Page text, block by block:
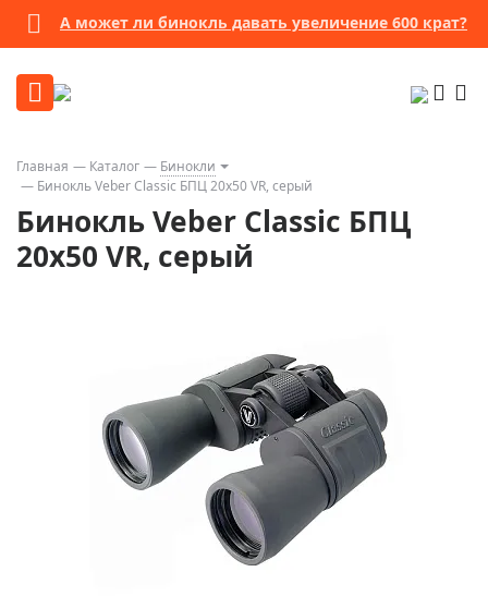
А может ли бинокль давать увеличение 600 крат?
Главная Каталог
Бинокли
Бинокль Veber Classic БПЦ 20x50 VR, серый
Бинокль Veber Classic БПЦ
20x50 VR, серый